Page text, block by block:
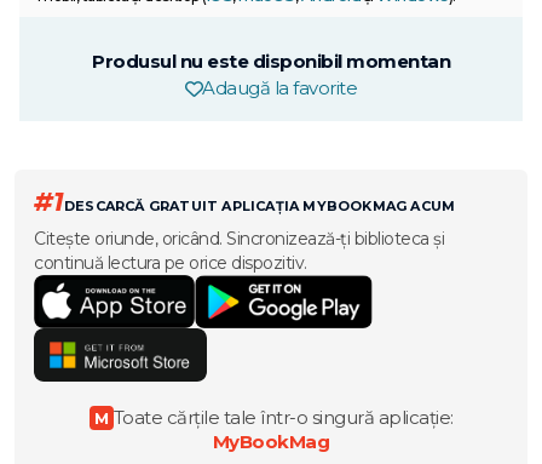
Produsul nu este disponibil momentan
Adaugă la favorite
#1DESCARCĂ GRATUIT APLICAȚIA MYBOOKMAG ACUM
Citește oriunde, oricând. Sincronizează-ți biblioteca și
continuă lectura pe orice dispozitiv.
M Toate cărțile tale într-o singură aplicație:
MyBookMag